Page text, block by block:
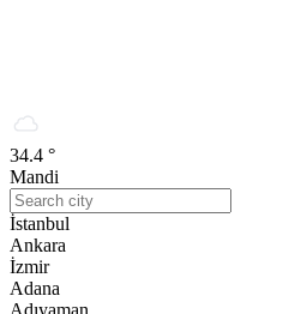
34.4 °
Mandi
İstanbul
Ankara
İzmir
Adana
Adıyaman